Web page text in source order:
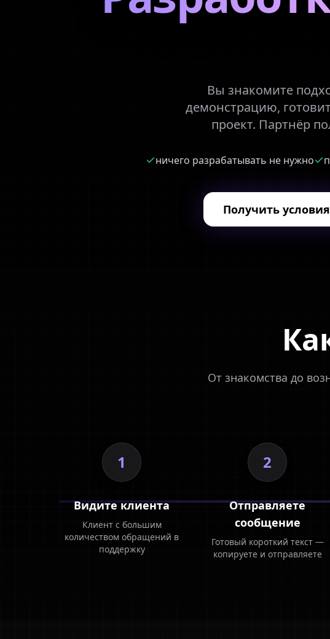
Вы знакомите
демонстрацию,
проект. Партнёр
ничего разрабатывать не нужно
Получить
От знакомства до
1
Видите клиента
Клиент с большим
количеством обращений в
поддержку
2
Отправляете
сообщение
Готовый короткий текст —
копируете и отправляете